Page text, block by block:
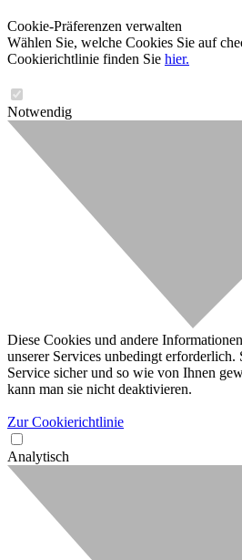
Cookie-Präferenzen verwalten
Wählen Sie, welche Cookies Sie auf
Cookierichtlinie finden Sie hier.
Notwendig
Diese Cookies und andere
unserer Services unbedingt erforderlich.
Service sicher und so wie von Ihnen
kann man sie nicht deaktivieren.
Zur Cookierichtlinie
Analytisch